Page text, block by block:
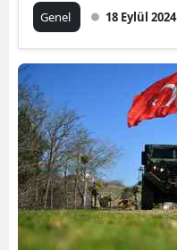
Genel 18 Eylül 2024